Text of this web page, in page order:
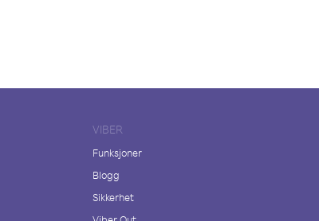
VIBER
Funksjoner
Blogg
Sikkerhet